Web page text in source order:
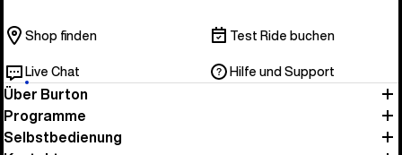
Shop finden Test Ride buchen
Live Chat Hilfe und Support
Über Burton
Programme
Selbstbedienung